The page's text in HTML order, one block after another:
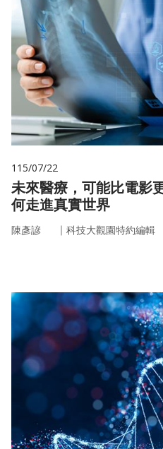
115/07/22
未來醫療，可能比電影
何走進真實世界
陳彥諺 ｜ 科技大觀園特約編輯